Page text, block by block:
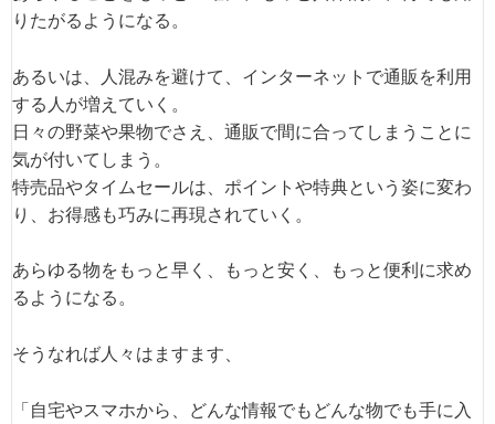
りたがるようになる。
あるいは、人混みを避けて、インターネットで通販を利用
する人が増えていく。
日々の野菜や果物でさえ、通販で間に合ってしまうことに
気が付いてしまう。
特売品やタイムセールは、ポイントや特典という姿に変わ
り、お得感も巧みに再現されていく。
あらゆる物をもっと早く、もっと安く、もっと便利に求め
るようになる。
そうなれば人々はますます、
「自宅やスマホから、どんな情報でもどんな物でも手に入